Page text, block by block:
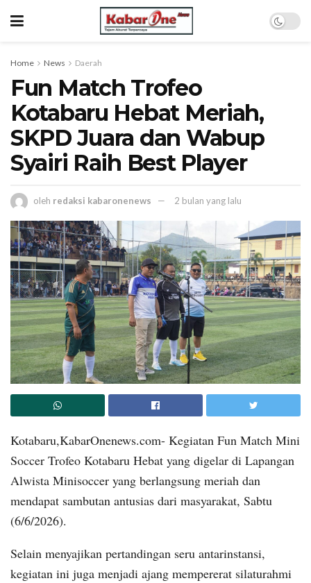
Home News Daerah
Fun Match Trofeo
Kotabaru Hebat Meriah,
SKPD Juara dan Wabup
Syairi Raih Best Player
oleh redaksi kabaronenews 2 bulan yang lalu
Kotabaru,KabarOnenews.com- Kegiatan Fun Match Mini
Soccer Trofeo Kotabaru Hebat yang digelar di Lapangan
Alwista Minisoccer yang berlangsung meriah dan
mendapat sambutan antusias dari masyarakat, Sabtu
(6/6/2026).
Selain menyajikan pertandingan seru antarinstansi,
kegiatan ini juga menjadi ajang mempererat silaturahmi